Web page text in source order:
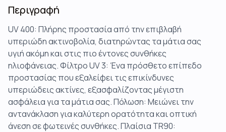
Περιγραφή
UV 400: Πλήρης προστασία από την επιβλαβή
υπεριώδη ακτινοβολία, διατηρώντας τα μάτια σας
υγιή ακόμη και στις πιο έντονες συνθήκες
ηλιοφάνειας. Φίλτρο UV 3: Ένα πρόσθετο επίπεδο
προστασίας που εξαλείφει τις επικίνδυνες
υπεριώδεις ακτίνες, εξασφαλίζοντας μέγιστη
ασφάλεια για τα μάτια σας. Πόλωση: Μειώνει την
αντανάκλαση για καλύτερη ορατότητα και οπτική
άνεση σε φωτεινές συνθήκες. Πλαίσια TR90: